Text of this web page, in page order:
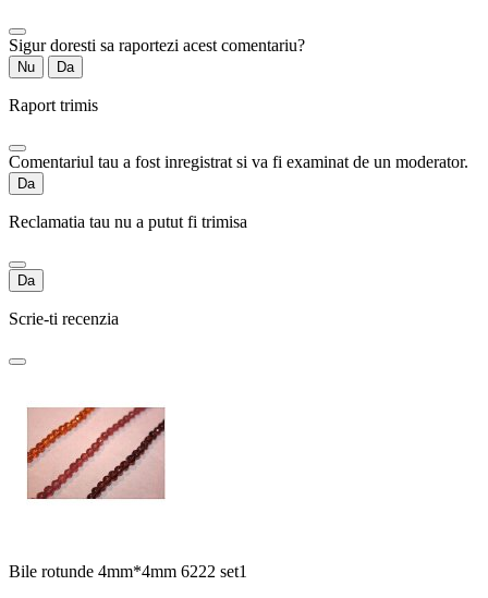
Sigur doresti sa raportezi acest comentariu?
Nu Da
Raport trimis
Comentariul tau a fost inregistrat si va fi examinat de un moderator.
Da
Reclamatia tau nu a putut fi trimisa
Da
Scrie-ti recenzia
Bile rotunde 4mm*4mm 6222 set1